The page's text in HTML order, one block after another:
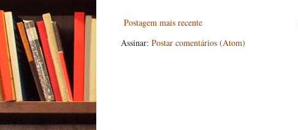
Postagem mais recente
Assinar: Postar comentários (Atom)